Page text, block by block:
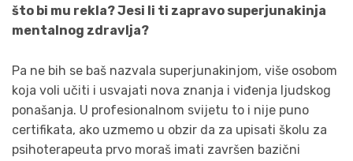
što bi mu rekla? Jesi li ti zapravo superjunakinja
mentalnog zdravlja?
Pa ne bih se baš nazvala superjunakinjom, više osobom
koja voli učiti i usvajati nova znanja i viđenja ljudskog
ponašanja. U profesionalnom svijetu to i nije puno
certifikata, ako uzmemo u obzir da za upisati školu za
psihoterapeuta prvo moraš imati završen bazični